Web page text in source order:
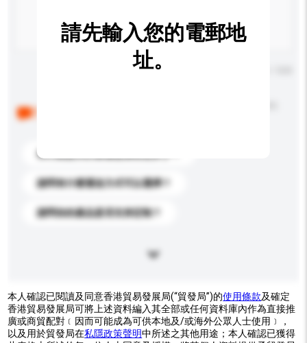
你們能提供的最優惠價格是多少？
請問有什麼運送方式可以選擇？
請問你的產品是否支持定制？
請先輸入您的電郵地
址。
本人確認已閱讀及同意香港貿易發展局(“貿發局”)的使用條款及確定
香港貿易發展局可將上述資料編入其全部或任何資料庫內作為直接推
廣或商貿配對﹝因而可能成為可供本地及/或海外公眾人士使用﹞，
以及用於貿發局在私隱政策聲明中所述之其他用途；本人確認已獲得